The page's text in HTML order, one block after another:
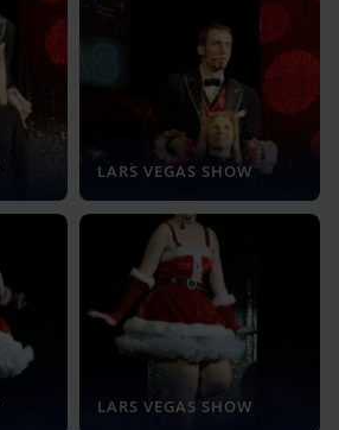
LARS VEGAS SHOW
LARS VEGAS SHOW